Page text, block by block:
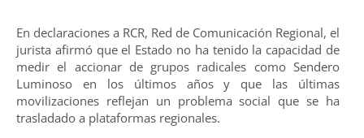
En declaraciones a RCR, Red de Comunicación Regional, el
jurista afirmó que el Estado no ha tenido la capacidad de
medir el accionar de grupos radicales como Sendero
Luminoso en los últimos años y que las últimas
movilizaciones reflejan un problema social que se ha
trasladado a plataformas regionales.